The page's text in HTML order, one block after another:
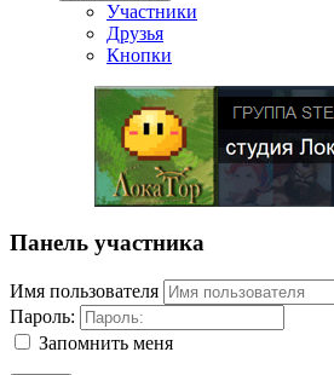
Участники
Друзья
Кнопки
Панель участника
Имя пользователя
Пароль:
Запомнить меня